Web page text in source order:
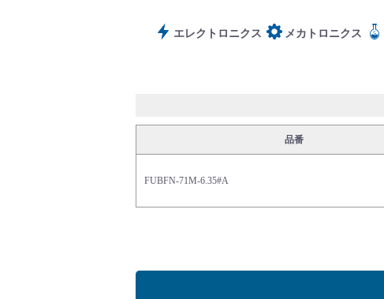
サポート
よくあるご質問(FAQ)・用語集
エレクトロニクス メカトロニクス
品番
FUBFN-71M-6.35#A